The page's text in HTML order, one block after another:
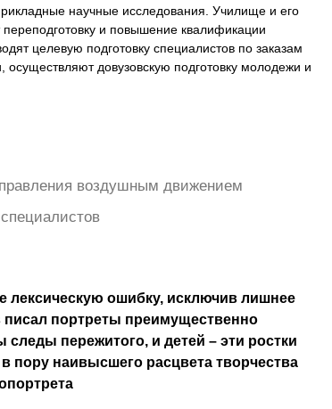
научные исследования. Училище и его
и повышение квалификации
целевую подготовку специалистов по заказам
довузовскую подготовку молодежи и
воздушным движением
лексическую ошибку, исключив лишнее
портреты преимущественно
пережитого, и детей – эти ростки
пору наивысшего расцвета творчества